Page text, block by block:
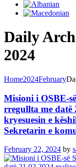
Daily
2024
Home2024February
Misioni i OSBE-
rregullta me datë
kryesuesin e
Sekretarin e
February 22, 2024 by